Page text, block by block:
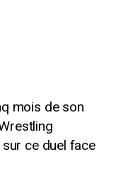
mois de son
sur ce duel face